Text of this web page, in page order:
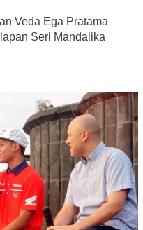
Veda Ega Pratama
Seri Mandalika